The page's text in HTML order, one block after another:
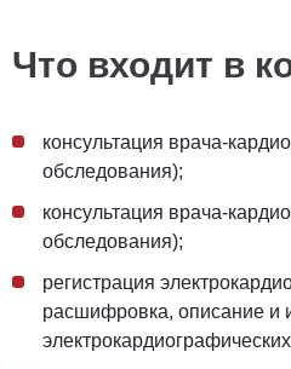
Что входит в
консультация врача-
обследования);
консультация врача-
обследования);
регистрация
расшифровка, описание и